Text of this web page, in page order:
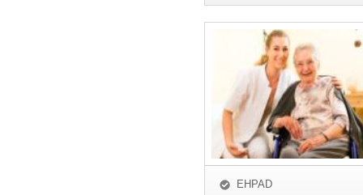
EHPAD